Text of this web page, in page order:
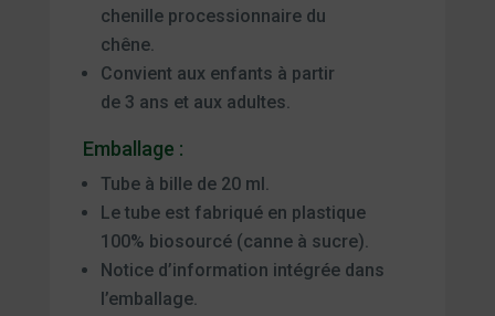
chenille processionnaire du
chêne.
Convient aux enfants à partir
de 3 ans et aux adultes.
Emballage :
Tube à bille de 20 ml.
Le tube est fabriqué en plastique
100% biosourcé (canne à sucre).
Notice d’information intégrée dans
l’emballage.